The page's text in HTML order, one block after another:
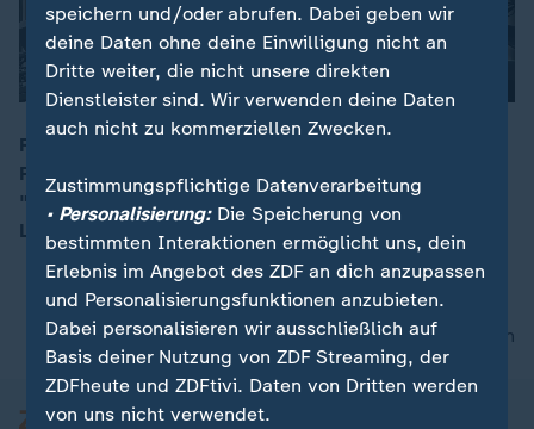
00:18
Rachel Zegler überrascht Fußgänger mit einer Live-
Performance: Als Teil ihrer Performance im Musical
"Evita" singt die Schauspielerin vom Balkon des
London Palladium zur Zuschauermenge.
nach oben
speichern und/oder abrufen. Dabei geben wir
deine Daten ohne deine Einwilligung nicht an
Dritte weiter, die nicht unsere direkten
Dienstleister sind. Wir verwenden deine Daten
auch nicht zu kommerziellen Zwecken.
Zustimmungspflichtige Datenverarbeitung
• Personalisierung:Die Speicherung von
bestimmten Interaktionen ermöglicht uns, dein
Erlebnis im Angebot des ZDF an dich anzupassen
und Personalisierungsfunktionen anzubieten.
Dabei personalisieren wir ausschließlich auf
Basis deiner Nutzung von ZDF Streaming, der
ZDFheute und ZDFtivi. Daten von Dritten werden
von uns nicht verwendet.